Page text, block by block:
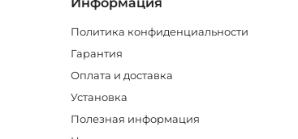
Политика конфиденциальности
Гарантия
Оплата и доставка
Установка
Полезная информация